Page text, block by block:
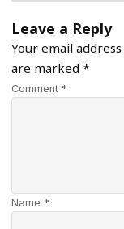
Leave a Reply
Your email
are marked *
Comment *
Name *